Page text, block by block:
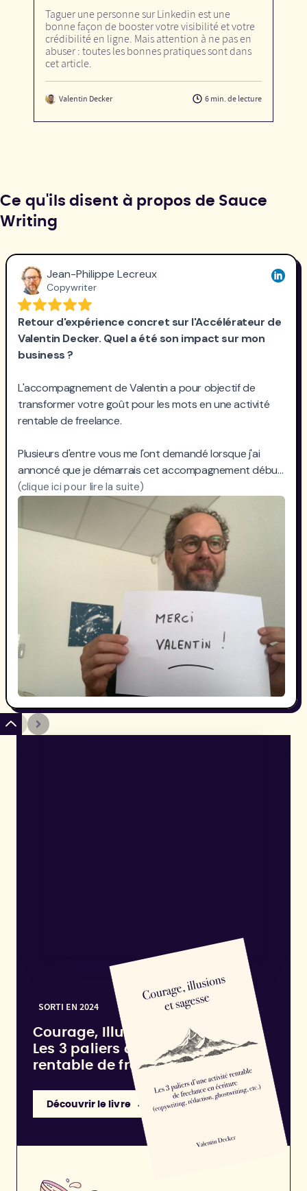
Taguer une personne sur Linkedin est une
bonne façon de booster votre visibilité et votre
crédibilité en ligne. Mais attention à ne pas en
abuser : toutes les bonnes pratiques sont dans
cet article.
Valentin Decker 6 min. de lecture
Ce qu'ils disent à propos de Sauce
Writing
SORTI EN 2024
Courage, Illusions et Sagesse :
Les 3 paliers d'une activité
rentable de freelance en écriture
Découvrir le livre